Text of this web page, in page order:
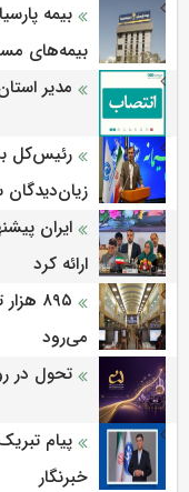
بیمه
بیمه‌های
مدیر
رئیس‌کل
ایران
ارائه کرد
۸۹۵
می‌‌رود
تحول در
پیام
خبرنگار